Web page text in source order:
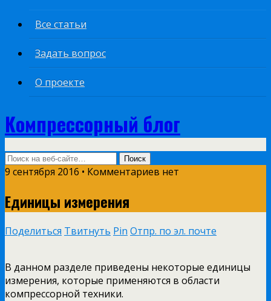
Все статьи
Задать вопрос
О проекте
Компрессорный блог
9 сентября 2016 • Комментариев нет
Единицы измерения
Поделиться Твитнуть Pin Отпр. по эл. почте
В данном разделе приведены некоторые единицы
измерения, которые применяются в области
компрессорной техники.